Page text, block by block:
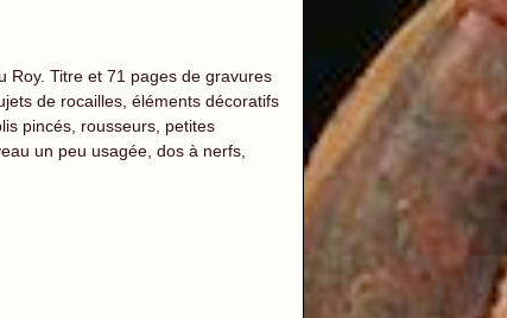
Roy. Titre et 71 pages de gravures
de rocailles, éléments décoratifs
pincés, rousseurs, petites
un peu usagée, dos à nerfs,